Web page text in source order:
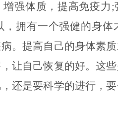
体质，提高免疫力;
，拥有一个强健的身体
。提高自己的身体素
让自己恢复的好。这些
还是要科学的进行，